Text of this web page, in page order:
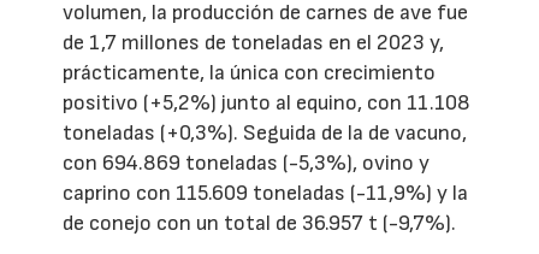
volumen, la producción de carnes de ave fue
de 1,7 millones de toneladas en el 2023 y,
prácticamente, la única con crecimiento
positivo (+5,2%) junto al equino, con 11.108
toneladas (+0,3%). Seguida de la de vacuno,
con 694.869 toneladas (-5,3%), ovino y
caprino con 115.609 toneladas (-11,9%) y la
de conejo con un total de 36.957 t (-9,7%).